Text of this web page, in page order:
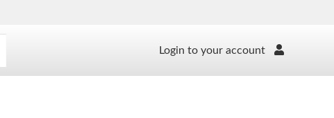
Login to your account